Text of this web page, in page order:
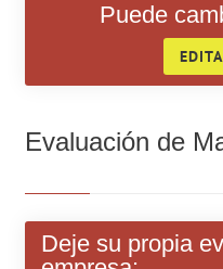
Puede
Evaluación de
Deje su propia